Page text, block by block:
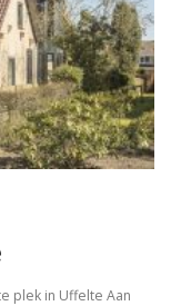
plek in Uffelte Aan